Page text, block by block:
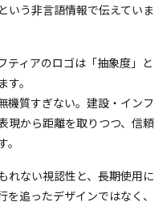
いう非言語情報で伝えていま
ティアのロゴは「抽象度」と
。
機質すぎない。建設・インフ
現から距離を取りつつ、信頼
れない視認性と、長期使用に
追ったデザインではなく、